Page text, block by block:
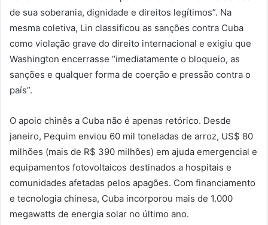
de sua soberania, dignidade e direitos legítimos”. Na
mesma coletiva, Lin classificou as sanções contra Cuba
como violação grave do direito internacional e exigiu que
Washington encerrasse “imediatamente o bloqueio, as
sanções e qualquer forma de coerção e pressão contra o
país”.
O apoio chinês a Cuba não é apenas retórico. Desde
janeiro, Pequim enviou 60 mil toneladas de arroz, US$ 80
milhões (mais de R$ 390 milhões) em ajuda emergencial e
equipamentos fotovoltaicos destinados a hospitais e
comunidades afetadas pelos apagões. Com financiamento
e tecnologia chinesa, Cuba incorporou mais de 1.000
megawatts de energia solar no último ano.